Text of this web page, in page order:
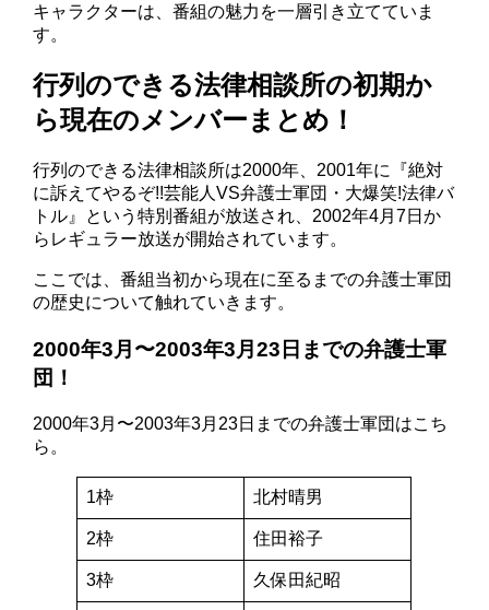
キャラクターは、番組の魅力を一層引き立てていま
す。
行列のできる法律相談所の初期か
ら現在のメンバーまとめ！
行列のできる法律相談所は2000年、2001年に『絶対
に訴えてやるぞ!!芸能人VS弁護士軍団・大爆笑!法律バ
トル』という特別番組が放送され、2002年4月7日か
らレギュラー放送が開始されています。
ここでは、番組当初から現在に至るまでの弁護士軍団
の歴史について触れていきます。
2000年3月〜2003年3月23日までの弁護士軍
団！
2000年3月〜2003年3月23日までの弁護士軍団はこち
ら。
1枠 北村晴男
2枠 住田裕子
3枠 久保田紀昭